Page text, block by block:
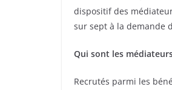
dispositif des
sur sept à la demande
Qui sont les
Recrutés parmi les